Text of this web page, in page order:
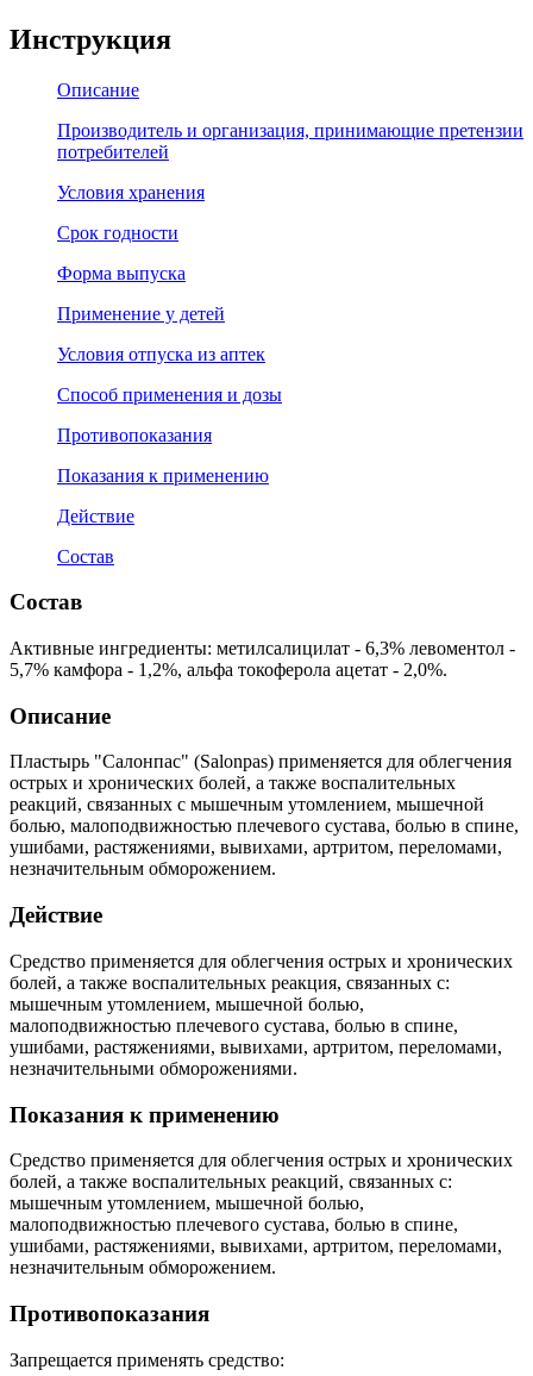
Инструкция
Описание
Производитель и организация, принимающие претензии
потребителей
Условия хранения
Срок годности
Форма выпуска
Применение у детей
Условия отпуска из аптек
Способ применения и дозы
Противопоказания
Показания к применению
Действие
Состав
Состав
Активные ингредиенты: метилсалицилат - 6,3% левоментол -
5,7% камфора - 1,2%, альфа токоферола ацетат - 2,0%.
Описание
Пластырь "Салонпас" (Salonpas) применяется для облегчения
острых и хронических болей, а также воспалительных
реакций, связанных с мышечным утомлением, мышечной
болью, малоподвижностью плечевого сустава, болью в спине,
ушибами, растяжениями, вывихами, артритом, переломами,
незначительным обморожением.
Действие
Средство применяется для облегчения острых и хронических
болей, а также воспалительных реакция, связанных с:
мышечным утомлением, мышечной болью,
малоподвижностью плечевого сустава, болью в спине,
ушибами, растяжениями, вывихами, артритом, переломами,
незначительными обморожениями.
Показания к применению
Средство применяется для облегчения острых и хронических
болей, а также воспалительных реакций, связанных с:
мышечным утомлением, мышечной болью,
малоподвижностью плечевого сустава, болью в спине,
ушибами, растяжениями, вывихами, артритом, переломами,
незначительным обморожением.
Противопоказания
Запрещается применять средство: